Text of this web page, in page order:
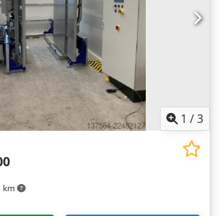
1 /3
km